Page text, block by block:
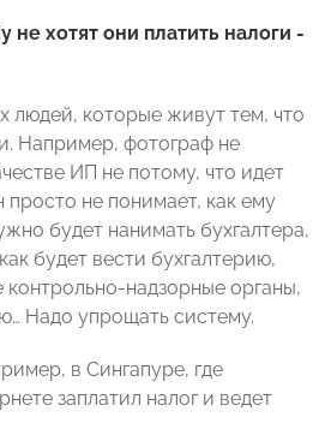
не хотят они платить налоги -
людей, которые живут тем, что
Например, фотограф не
ИП не потому, что идет
не понимает, как ему
будет нанимать бухгалтера,
будет вести бухгалтерию,
контрольно-надзорные органы,
Надо упрощать систему.
в Сингапуре, где
заплатил налог и ведет